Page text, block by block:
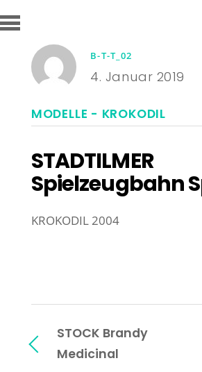
B-T-T_02
4. Januar 2019
MODELLE - KROKODIL
STADTILMER
Spielzeugbahn
KROKODIL 2004
STOCK Brandy
Medicinal